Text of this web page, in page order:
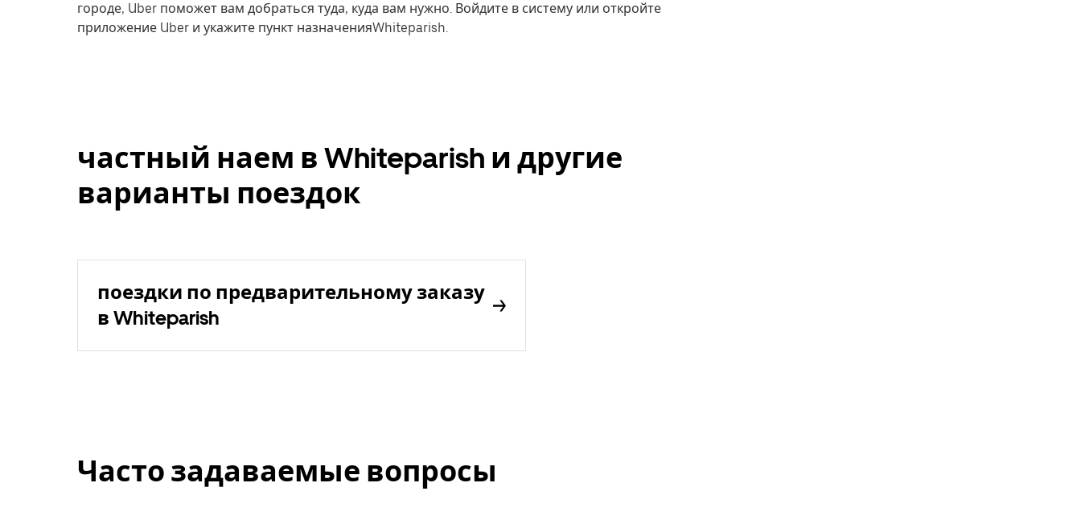
городе, Uber поможет вам добраться туда, куда вам нужно. Войдите в систему или откройте
приложение Uber и укажите пункт назначенияWhiteparish.
частный наем в Whiteparish и другие
варианты поездок
поездки по предварительному заказу
в Whiteparish
Часто задаваемые вопросы